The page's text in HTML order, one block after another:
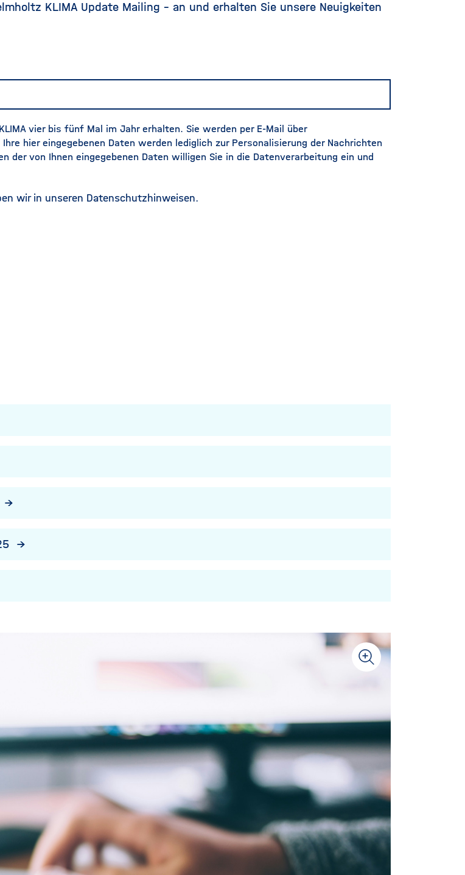
KLIMA Update Mailing - an und erhalten Sie unsere Neuigkeiten
vier bis fünf Mal im Jahr erhalten. Sie werden per E-Mail über
hier eingegebenen Daten werden lediglich zur Personalisierung der Nachrichten
von Ihnen eingegebenen Daten willigen Sie in die Datenverarbeitung ein und
wir in unseren Datenschutzhinweisen.